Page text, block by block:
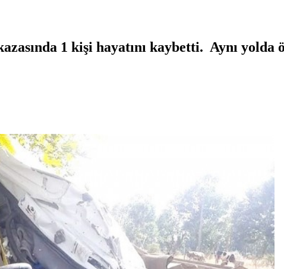
1 kişi hayatını kaybetti. Aynı